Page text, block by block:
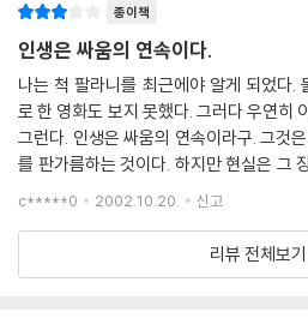
생각한다.
타일러는 성형외과에서 내다버리는 병원
한 인간이야. 내가 어떻게 사는지, 또 내 기
먹고 사는지, 내 아일 어떻게 키우는지, 병
지 아느냐고? 맞아. 난 무식하고, 사는 재
그리고 잭은 세상을 밑바닥에 빠뜨리고
상의 쓰레기만 남겨졌으니까. 수천 년간
켜왔다. 그리고 지금 남아 있는 건 쓰레기
종이책
인생은 싸움의 연속이다.
나는 척 팔라니를 최근에야 알게 되었다.
로 한 영화도 보지 못했다. 그러다 우연히 이 책
그런다. 인생은 싸움의 연속이라구. 그것
를 판가름하는 것이다. 하지만 현실은 그
인간, 조직간의 싸움에 사회적 처벌을 내리는 것이다. 그렇
c*****0 2002.10.20. 신고
리뷰 전체보기